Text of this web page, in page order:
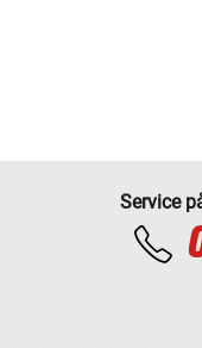
Service